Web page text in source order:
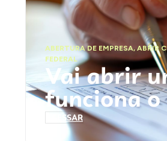
ABERTURA DE EMPRESA,ABRIR
FEDERAL
Vai abrir
funciona o
ACESSAR